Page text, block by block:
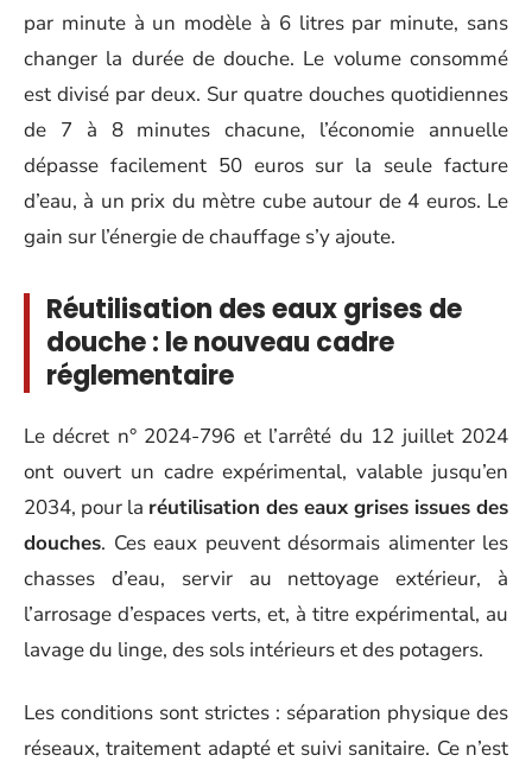
par minute à un modèle à 6 litres par minute, sans
changer la durée de douche. Le volume consommé
est divisé par deux. Sur quatre douches quotidiennes
de 7 à 8 minutes chacune, l’économie annuelle
dépasse facilement 50 euros sur la seule facture
d’eau, à un prix du mètre cube autour de 4 euros. Le
gain sur l’énergie de chauffage s’y ajoute.
Réutilisation des eaux grises de
douche : le nouveau cadre
réglementaire
Le décret n° 2024-796 et l’arrêté du 12 juillet 2024
ont ouvert un cadre expérimental, valable jusqu’en
2034, pour la réutilisation des eaux grises issues des
douches. Ces eaux peuvent désormais alimenter les
chasses d’eau, servir au nettoyage extérieur, à
l’arrosage d’espaces verts, et, à titre expérimental, au
lavage du linge, des sols intérieurs et des potagers.
Les conditions sont strictes : séparation physique des
réseaux, traitement adapté et suivi sanitaire. Ce n’est